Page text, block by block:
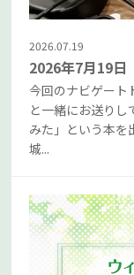
2026.07.19
2026年7月19日
今回のナビゲート
と一緒にお送りし
みた」という本を
城...